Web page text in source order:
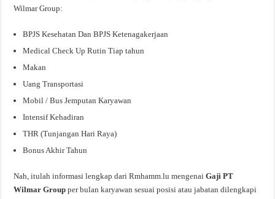
Wilmar Group:
BPJS Kesehatan Dan BPJS Ketenagakerjaan
Medical Check Up Rutin Tiap tahun
Makan
Uang Transportasi
Mobil / Bus Jemputan Karyawan
Intensif Kehadiran
THR (Tunjangan Hari Raya)
Bonus Akhir Tahun
Nah, itulah informasi lengkap dari Rmhamm.lu mengenaiGaji PT
Wilmar Groupper bulan karyawan sesuai posisi atau jabatan dilengkapi